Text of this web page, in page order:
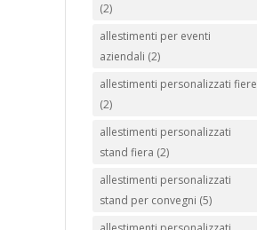
(2)
allestimenti per eventi
aziendali (2)
allestimenti personalizzati fiere
(2)
allestimenti personalizzati
stand fiera (2)
allestimenti personalizzati
stand per convegni (5)